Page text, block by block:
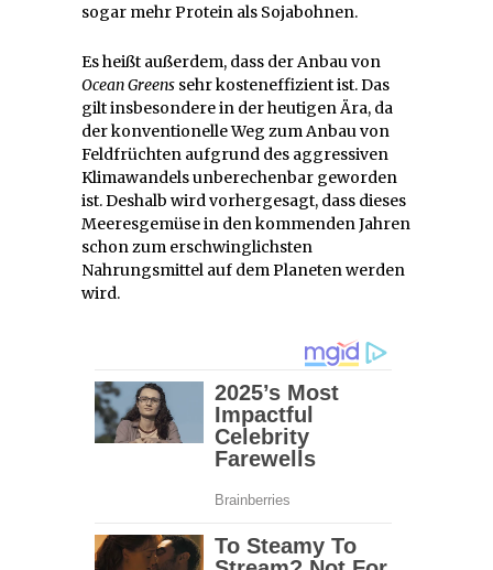
sogar mehr Protein als Sojabohnen.
Es heißt außerdem, dass der Anbau von
Ocean Greens sehr kosteneffizient ist. Das
gilt insbesondere in der heutigen Ära, da
der konventionelle Weg zum Anbau von
Feldfrüchten aufgrund des aggressiven
Klimawandels unberechenbar geworden
ist. Deshalb wird vorhergesagt, dass dieses
Meeresgemüse in den kommenden Jahren
schon zum erschwinglichsten
Nahrungsmittel auf dem Planeten werden
wird.